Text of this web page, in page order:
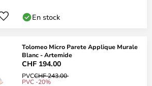
En stock
Tolomeo Micro Parete Applique Murale
Blanc - Artemide
CHF 194.00
PVCCHF 243.00
PVC -20%